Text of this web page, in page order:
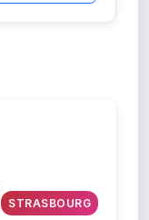
STRASBOURG